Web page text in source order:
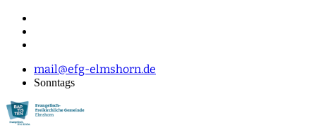
mail@efg-elmshorn.de
Sonntags